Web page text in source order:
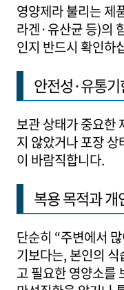
영양제라 불리는 제
라겐·유산균 등)의
인지 반드시 확인하
안전성·유통
보관 상태가 중요한
지 않았거나 포장
이 바람직합니다.
복용 목적과 개
단순히 “주변에서
기보다는, 본인의
고 필요한 영양소를